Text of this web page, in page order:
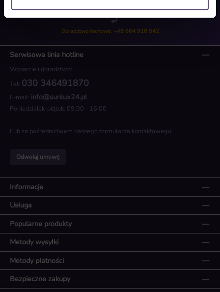
Doradztwo fachowe: +48 664 910 542
Serwisowa linia hotline
Wsparcie i doradztwo:
Tel: 030 346491870
E-mail: info@sunlux24.pl
Poniedziałek-piątek: 09:00 - 16:00
Lub za pośrednictwem naszego formularza kontaktowego.
Odwołaj umowę
Informacje
Usługa
Popularne produkty
Metody płatności
Metody wysyłki
Bezpieczne zakupy